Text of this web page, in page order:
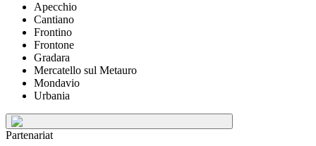
Apecchio
Cantiano
Frontino
Frontone
Gradara
Mercatello sul Metauro
Mondavio
Urbania
Partenariat